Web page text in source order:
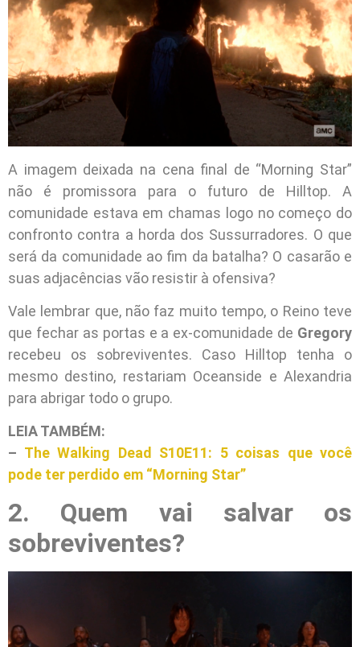
A imagem deixada na cena final de “Morning Star”
não é promissora para o futuro de Hilltop. A
comunidade estava em chamas logo no começo do
confronto contra a horda dos Sussurradores. O que
será da comunidade ao fim da batalha? O casarão e
suas adjacências vão resistir à ofensiva?
Vale lembrar que, não faz muito tempo, o Reino teve
que fechar as portas e a ex-comunidade de Gregory
recebeu os sobreviventes. Caso Hilltop tenha o
mesmo destino, restariam Oceanside e Alexandria
para abrigar todo o grupo.
LEIA TAMBÉM:
– The Walking Dead S10E11: 5 coisas que você
pode ter perdido em “Morning Star”
2. Quem vai salvar os
sobreviventes?